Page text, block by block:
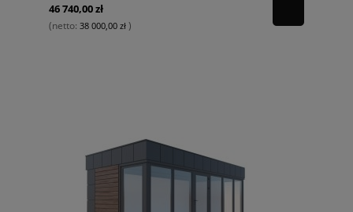
46 740,00 zł
(netto: 38 000,00 zł )